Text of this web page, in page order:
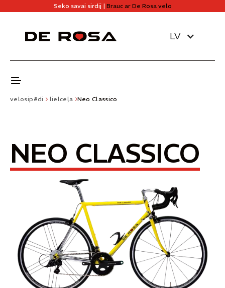
Seko savai sirdij | Brauc ar De Rosa velo
LV
velosipēdi lielceļa Neo Classico
NEO CLASSICO